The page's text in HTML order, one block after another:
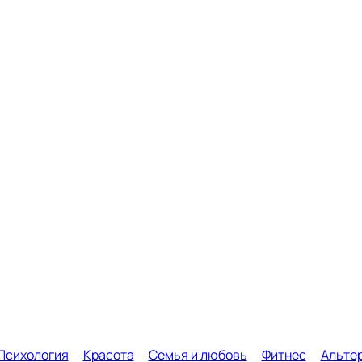
Красота Семья и любовь Фитнес